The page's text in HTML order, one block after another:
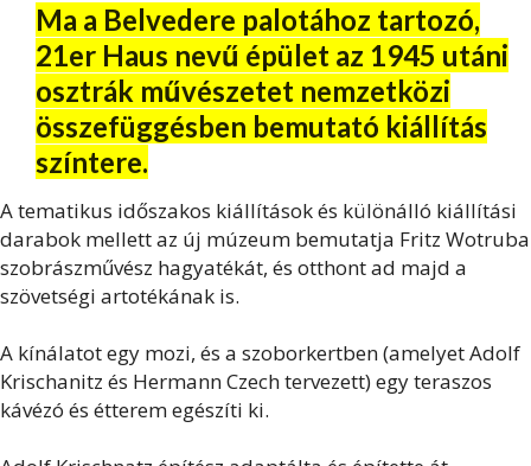
Ma a Belvedere palotához tartozó,
21er Haus nevű épület az 1945 utáni
osztrák művészetet nemzetközi
összefüggésben bemutató kiállítás
színtere.
A tematikus időszakos kiállítások és különálló kiállítási
darabok mellett az új múzeum bemutatja Fritz Wotruba
szobrászművész hagyatékát, és otthont ad majd a
szövetségi artotékának is.
A kínálatot egy mozi, és a szoborkertben (amelyet Adolf
Krischanitz és Hermann Czech tervezett) egy teraszos
kávézó és étterem egészíti ki.